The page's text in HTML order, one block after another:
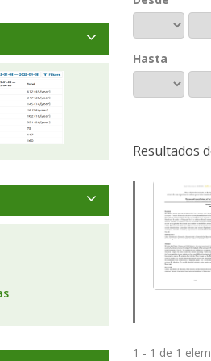
Hasta
Resultados
1 - 1 de 1